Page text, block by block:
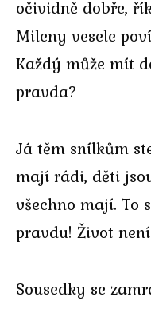
očividně dobře,
Mileny vesele
Každý může mít
pravda?
Já těm snílkům
mají rádi, děti
všechno mají. To
pravdu! Život
Sousedky se